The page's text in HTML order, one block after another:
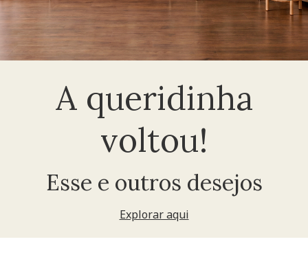
A queridinha
voltou!
Esse e outros desejos
Explorar aqui